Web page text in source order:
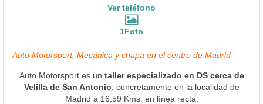
Ver teléfono
1Foto
Auto Motorsport, Mecánica y chapa en el centro de Madrid
Auto Motorsport es un taller especializado en DS cerca de
Velilla de San Antonio , concretamente en la localidad de
Madrid a 16.59 Kms. en línea recta.